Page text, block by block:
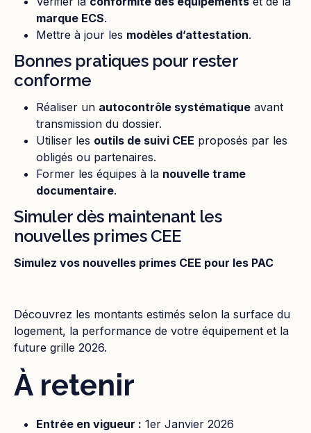
marque ECS.
Mettre à jour les modèles d’attestation.
Bonnes pratiques pour rester
conforme
Réaliser un autocontrôle systématique avant
transmission du dossier.
Utiliser les outils de suivi CEE proposés par les
obligés ou partenaires.
Former les équipes à la nouvelle trame
documentaire.
Simuler dès maintenant les
nouvelles primes CEE
Simulez vos nouvelles primes CEE pour les PAC
Découvrez les montants estimés selon la surface du
logement, la performance de votre équipement et la
future grille 2026.
À retenir
Entrée en vigueur : 1er Janvier 2026